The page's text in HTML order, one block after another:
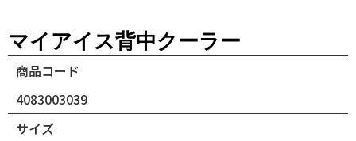
マイアイス背中クーラー
商品コード
4083003039
サイズ